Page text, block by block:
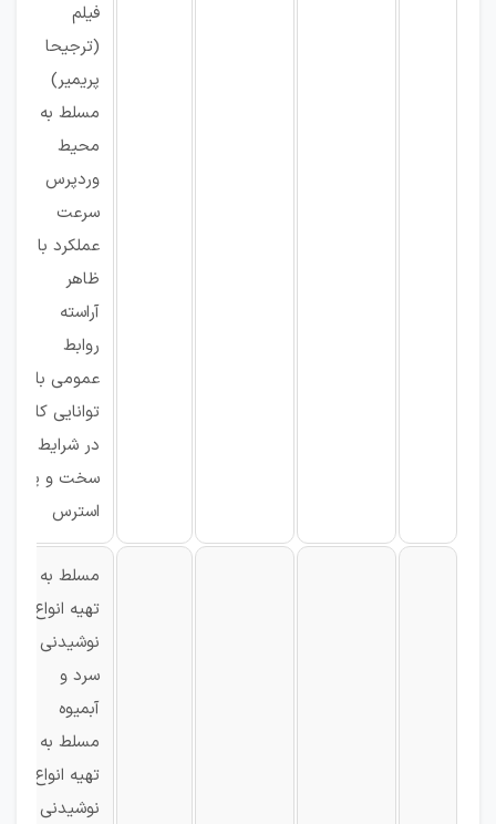
فیلم
(ترجیحا
پریمیر)
مسلط به
محیط
وردپرس
سرعت
عملکرد بالا
ظاهر
آراسته
روابط
عمومی بالا
توانایی کار
در شرایط
سخت و پر
استرس
مسلط به
تهیه انواع
نوشیدنی
سرد و
آبمیوه
مسلط به
تهیه انواع
نوشیدنی